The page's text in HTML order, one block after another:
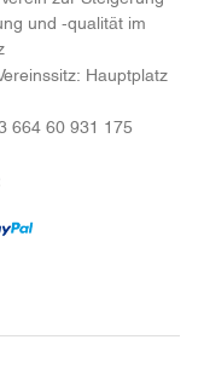
und -qualität im
Hauptplatz
664 60 931 175